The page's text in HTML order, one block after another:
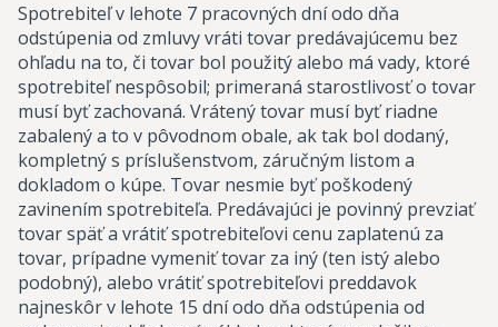
Spotrebiteľ v lehote 7 pracovných dní odo dňa
odstúpenia od zmluvy vráti tovar predávajúcemu bez
ohľadu na to, či tovar bol použitý alebo má vady, ktoré
spotrebiteľ nespôsobil; primeraná starostlivosť o tovar
musí byť zachovaná. Vrátený tovar musí byť riadne
zabalený a to v pôvodnom obale, ak tak bol dodaný,
kompletný s príslušenstvom, záručným listom a
dokladom o kúpe. Tovar nesmie byť poškodený
zavinením spotrebiteľa. Predávajúci je povinný prevziať
tovar späť a vrátiť spotrebiteľovi cenu zaplatenú za
tovar, prípadne vymeniť tovar za iný (ten istý alebo
podobný), alebo vrátiť spotrebiteľovi preddavok
najneskôr v lehote 15 dní odo dňa odstúpenia od